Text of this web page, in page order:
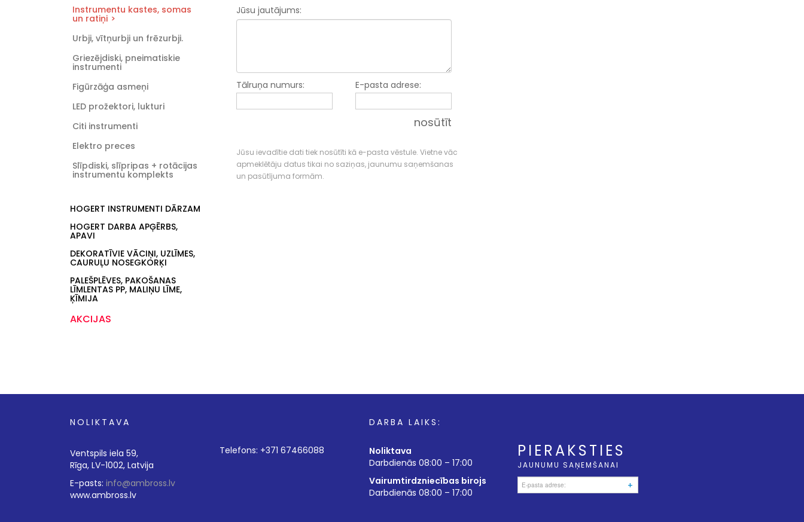
Instrumentu kastes, somas
un ratiņi
Urbji, vītņurbji un frēzurbji.
Griezējdiski, pneimatiskie
instrumenti
Figūrzāģa asmeņi
LED prožektori, lukturi
Citi instrumenti
Elektro preces
Slīpdiski, slīpripas + rotācijas
instrumentu komplekts
HOGERT INSTRUMENTI DĀRZAM
HOGERT DARBA APĢĒRBS,
APAVI
DEKORATĪVIE VĀCIŅI, UZLĪMES,
CAURUĻU NOSEGKORĶI
PALEŠPLĒVES, PAKOŠANAS
LĪMLENTAS PP, MALIŅU LĪME,
ĶĪMIJA
AKCIJAS
Jūsu jautājums:
Tālruņa numurs: E-pasta adrese:
nosūtīt
Jūsu ievadītie dati tiek nosūtīti kā e-pasta vēstule. Vietne vāc
apmeklētāju datus tikai no saziņas, jaunumu saņemšanas
un pasūtījuma formām.
NOLIKTAVA
Ventspils iela 59,
Rīga, LV-1002, Latvija
E-pasts: info@ambross.lv
www.ambross.lv
Telefons: +371 67466088
DARBA LAIKS:
Noliktava
Darbdienās 08:00 – 17:00
Vairumtirdzniecības birojs
Darbdienās 08:00 – 17:00
PIERAKSTIES
JAUNUMU SAŅEMŠANAI
+